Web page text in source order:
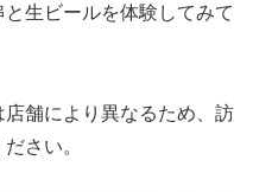
生ビールを体験してみて
舗により異なるため、訪
さい。